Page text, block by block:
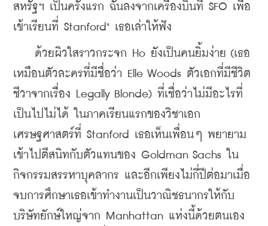
สหรัฐฯ เป็นครั้งแรก ฉันลงจากเครื่องบินที่ SFO เพื่อ
เข้าเรียนที่ Stanford" เธอเล่าให้ฟัง
ด้วยผิวใสราวกระจก Ho ยังเป็นคนยิ้มง่าย (เธอ
เหมือนตัวละครที่มีชื่อว่า Elle Woods ตัวเอกที่มีชีวิต
ชีวาจากเรื่อง Legally Blonde) ที่เชื่อว่าไม่มีอะไรที่
เป็นไปไม่ได้ ในภาคเรียนแรกของวิชาเอก
เศรษฐศาสตร์ที่ Stanford เธอเห็นเพื่อนๆ พยายาม
เข้าไปตีสนิทกับตัวแทนของ Goldman Sachs ใน
กิจกรรมสรรหาบุคลากร และอีกเพียงไม่กี่ปีต่อมาเมื่อ
จบการศึกษาเธอเข้าทำงานเป็นวาณิชธนากรให้กับ
บริษัทยักษ์ใหญ่จาก Manhattan แห่งนี้ด้วยตนเอง